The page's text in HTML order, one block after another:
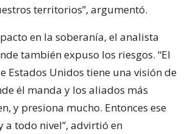
territorios”, argumentó.
en la soberanía, el analista
también expuso los riesgos. “El
Estados Unidos tiene una visión de
él manda y los aliados más
y presiona mucho. Entonces ese
a todo nivel”, advirtió en